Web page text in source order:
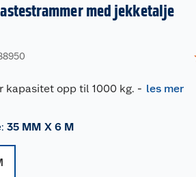
med jekketalje
kapasitet opp til 1000 kg. - les mer
: 35 MM X 6 M